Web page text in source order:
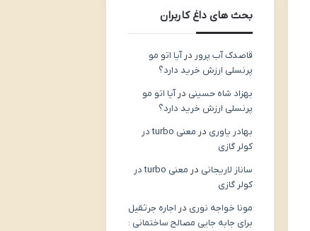
بحث های داغ کاربران
قاصدک آب پرور درآیا اتو مو
پرنسلی ارزش خرید دارد؟
بهزاد شاه حسینی درآیا اتو مو
پرنسلی ارزش خرید دارد؟
بهادر یاوری در
معنی turbo در
کولر گازی
ساناز لاریجانی در
معنی turbo در
کولر گازی
مونا خواجه نوری در اجاره جرثقیل
برای جابه جایی مصالح ساختمانی :